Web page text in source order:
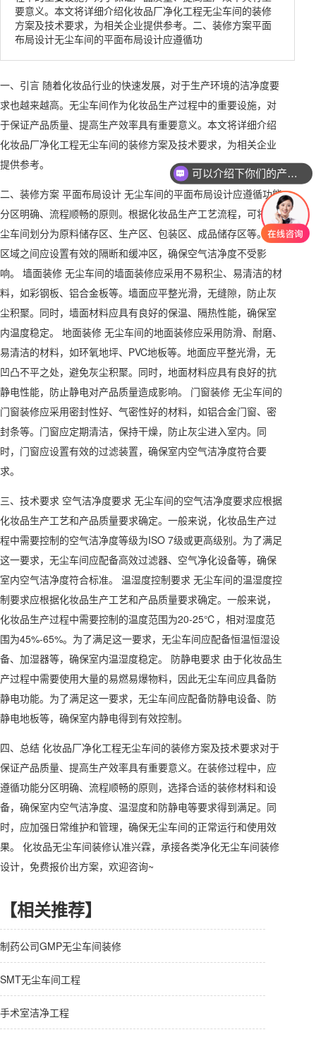
要意义。本文将详细介绍化妆品厂净化工程无尘车间的装修
方案及技术要求，为相关企业提供参考。二、装修方案平面
布局设计无尘车间的平面布局设计应遵循功
一、引言 随着化妆品行业的快速发展，对于生产环境的洁净度要
求也越来越高。无尘车间作为化妆品生产过程中的重要设施，对
于保证产品质量、提高生产效率具有重要意义。本文将详细介绍
化妆品厂净化工程无尘车间的装修方案及技术要求，为相关企业
提供参考。
二、装修方案 平面布局设计 无尘车间的平面布局设计应遵循功能
分区明确、流程顺畅的原则。根据化妆品生产工艺流程，可将无
尘车间划分为原料储存区、生产区、包装区、成品储存区等。各
区域之间应设置有效的隔断和缓冲区，确保空气洁净度不受影
响。 墙面装修 无尘车间的墙面装修应采用不易积尘、易清洁的材
料，如彩钢板、铝合金板等。墙面应平整光滑，无缝隙，防止灰
尘积聚。同时，墙面材料应具有良好的保温、隔热性能，确保室
内温度稳定。 地面装修 无尘车间的地面装修应采用防滑、耐磨、
易清洁的材料，如环氧地坪、PVC地板等。地面应平整光滑，无
凹凸不平之处，避免灰尘积聚。同时，地面材料应具有良好的抗
静电性能，防止静电对产品质量造成影响。 门窗装修 无尘车间的
门窗装修应采用密封性好、气密性好的材料，如铝合金门窗、密
封条等。门窗应定期清洁，保持干燥，防止灰尘进入室内。同
时，门窗应设置有效的过滤装置，确保室内空气洁净度符合要
求。
三、技术要求 空气洁净度要求 无尘车间的空气洁净度要求应根据
化妆品生产工艺和产品质量要求确定。一般来说，化妆品生产过
程中需要控制的空气洁净度等级为ISO 7级或更高级别。为了满足
这一要求，无尘车间应配备高效过滤器、空气净化设备等，确保
室内空气洁净度符合标准。 温湿度控制要求 无尘车间的温湿度控
制要求应根据化妆品生产工艺和产品质量要求确定。一般来说，
化妆品生产过程中需要控制的温度范围为20-25℃，相对湿度范
围为45%-65%。为了满足这一要求，无尘车间应配备恒温恒湿设
备、加湿器等，确保室内温湿度稳定。 防静电要求 由于化妆品生
产过程中需要使用大量的易燃易爆物料，因此无尘车间应具备防
静电功能。为了满足这一要求，无尘车间应配备防静电设备、防
静电地板等，确保室内静电得到有效控制。
四、总结 化妆品厂净化工程无尘车间的装修方案及技术要求对于
保证产品质量、提高生产效率具有重要意义。在装修过程中，应
遵循功能分区明确、流程顺畅的原则，选择合适的装修材料和设
备，确保室内空气洁净度、温湿度和防静电等要求得到满足。同
时，应加强日常维护和管理，确保无尘车间的正常运行和使用效
果。 化妆品无尘车间装修认准兴霖，承接各类净化无尘车间装修
设计，免费报价出方案，欢迎咨询~
【相关推荐】
制药公司GMP无尘车间装修
SMT无尘车间工程
手术室洁净工程
可以介绍下你们的产品么